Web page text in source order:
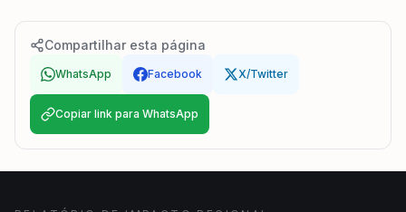
Compartilhar esta página
WhatsApp Facebook X/Twitter
Copiar link para WhatsApp